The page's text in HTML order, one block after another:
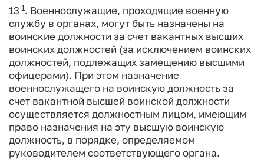
13 1 . Военнослужащие, проходящие военную
службу в органах, могут быть назначены на
воинские должности за счет вакантных высших
воинских должностей (за исключением воинских
должностей, подлежащих замещению высшими
офицерами). При этом назначение
военнослужащего на воинскую должность за
счет вакантной высшей воинской должности
осуществляется должностным лицом, имеющим
право назначения на эту высшую воинскую
должность, в порядке, определяемом
руководителем соответствующего органа.